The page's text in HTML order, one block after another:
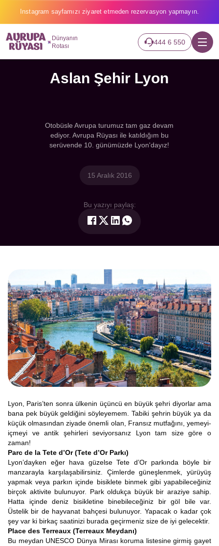
Instagram sayfamızı ziyaret etmeden rezervasyon yapmayın.
Dünyanın
Rotası
444 6 550
Aslan Şehir Lyon
Otobüsle Avrupa turumuz tam gaz devam
ediyor. Avrupa Rüyası ile katıldığım bu
serüvende 10. günümüzde Lyon'dayız!
15 Aralık 2016
Bu yazıyı paylaş:
Lyon, Paris’ten sonra ülkenin üçüncü en büyük şehri diyorlar ama
bana pek büyük geldiğini söyleyemem. Tabiki şehrin büyük ya da
küçük olmasından ziyade önemli olan, Fransız mutfağını, yemeyi-
içmeyi ve antik şehirleri seviyorsanız Lyon tam size göre o
zaman!
Parc de la Tete d’Or (Tete d’Or Parkı)
Lyon’dayken eğer hava güzelse Tete d’Or parkında böyle bir
manzarayla karşılaşabilirsiniz. Çimlerde güneşlenmek, yürüyüş
yapmak veya parkın içinde bisiklete binmek gibi yapabileceğiniz
birçok aktivite bulunuyor. Park oldukça büyük bir araziye sahip.
Hatta içinde deniz bisikletine binebileceğiniz bir göl bile var.
Üstelik bir de hayvanat bahçesi bulunuyor. Yapacak o kadar çok
şey var ki birkaç saatinizi burada geçirmeniz size de iyi gelecektir.
Place des Terreaux (Terreaux Meydanı)
Bu meydan UNESCO Dünya Mirası koruma listesine girmiş gayet